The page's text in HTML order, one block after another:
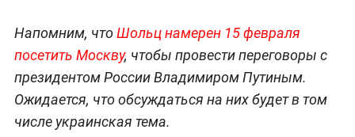
Напомним, чтоШольц намерен 15 февраля
посетить Москву, чтобы провести переговоры с
президентом России Владимиром Путиным.
Ожидается, что обсуждаться на них будет в том
числе украинская тема.